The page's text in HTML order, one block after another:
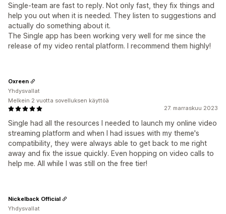
Single-team are fast to reply. Not only fast, they fix things and
help you out when it is needed. They listen to suggestions and
actually do something about it.
The Single app has been working very well for me since the
release of my video rental platform. I recommend them highly!
27. marraskuu 2023
Single had all the resources I needed to launch my online video
streaming platform and when I had issues with my theme's
compatibility, they were always able to get back to me right
away and fix the issue quickly. Even hopping on video calls to
help me. All while I was still on the free tier!
Oxreen
Yhdysvallat
Melkein 2 vuotta sovelluksen käyttöä
Nickelback Official
Yhdysvallat